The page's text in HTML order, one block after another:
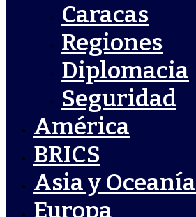
Caracas
Regiones
Diplomacia
Seguridad
América
BRICS
Asia y Oceanía
Europa